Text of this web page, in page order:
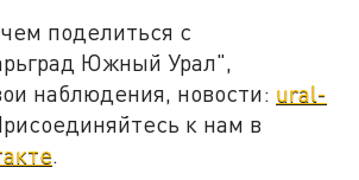
поделиться с
Южный Урал",
наблюдения, новости: ural-
к нам в
.